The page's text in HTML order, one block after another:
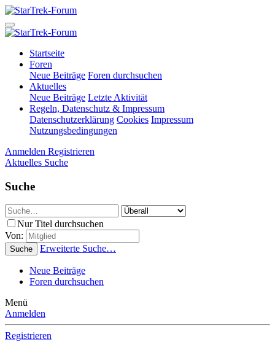
Startseite
Foren
Neue Beiträge Foren durchsuchen
Aktuelles
Neue Beiträge Letzte Aktivität
Regeln, Datenschutz & Impressum
Datenschutzerklärung Cookies Impressum
Nutzungsbedingungen
Anmelden Registrieren
Aktuelles Suche
Suche
Nur Titel durchsuchen
Von:
Suche Erweiterte Suche…
Neue Beiträge
Foren durchsuchen
Menü
Anmelden
Registrieren